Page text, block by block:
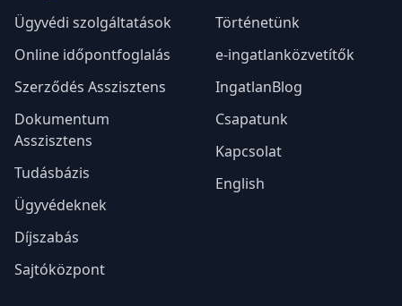
Ügyvédi szolgáltatások
Online időpontfoglalás
Szerződés Asszisztens
Dokumentum
Asszisztens
Tudásbázis
Ügyvédeknek
Díjszabás
Sajtóközpont
Történetünk
e-ingatlanközvetítők
IngatlanBlog
Csapatunk
Kapcsolat
English